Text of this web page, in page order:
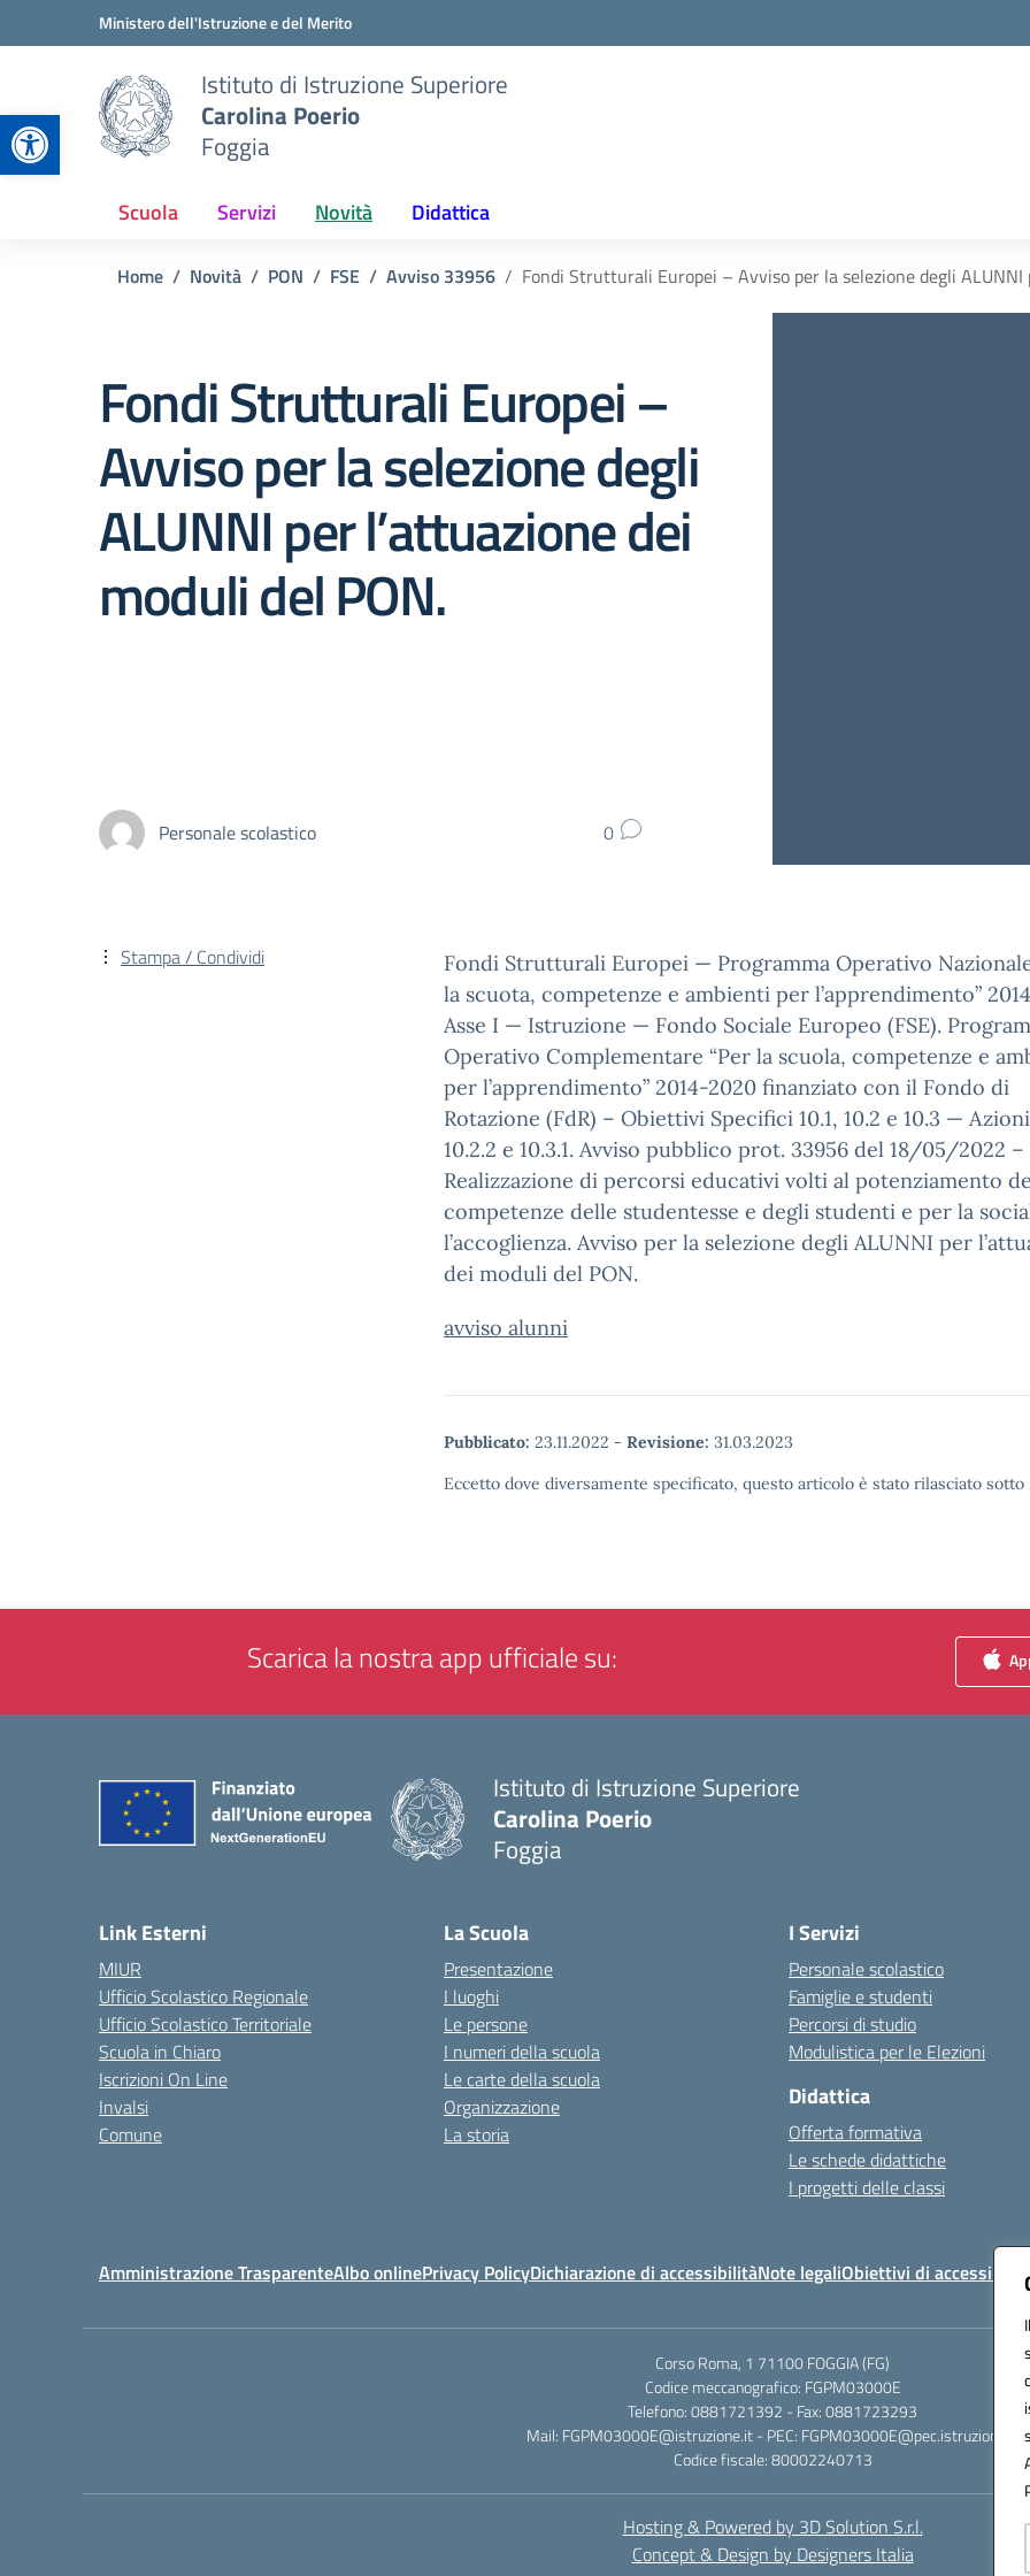
Apri la barra degli strumenti
Vai ai contenuti
Vai al menu di navigazioneMinistero dell'Istruzione e del Merito
Istituto di Istruzione Superiore
Carolina Poerio
Foggia
Scuola Servizi Novità Didattica
Home Novità PON FSE Avviso 33956 Fondi Strutturali Europei – Avviso per la selezione degli ALUNNI
Fondi Strutturali Europei –
Avviso per la selezione degli
ALUNNI per l’attuazione dei
moduli del PON.
Personale scolastico 0
Fondi Strutturali Europei — Programma Operativo
la scuota, competenze e ambienti per l’apprendimento”
Asse I — Istruzione — Fondo Sociale Europeo (FSE).
Operativo Complementare “Per la scuola, competenze e
per l’apprendimento” 2014-2020 finanziato con il Fondo di
Rotazione (FdR) – Obiettivi Specifici 10.1, 10.2 e 10.3 — Azioni
10.2.2 e 10.3.1. Avviso pubblico prot. 33956 del 18/05/2022 –
Realizzazione di percorsi educativi volti al potenziamento
competenze delle studentesse e degli studenti e per la
l’accoglienza. Avviso per la selezione degli ALUNNI per
dei moduli del PON.
avviso alunni
Pubblicato: 23.11.2022 - Revisione: 31.03.2023
Eccetto dove diversamente specificato, questo articolo è stato rilasciato
Stampa / Condividi
Scarica la nostra app ufficiale su:
Istituto di Istruzione Superiore
Carolina Poerio
Foggia
Link Esterni
MIUR
Ufficio Scolastico Regionale
Ufficio Scolastico Territoriale
Scuola in Chiaro
Iscrizioni On Line
Invalsi
Comune
La Scuola
Presentazione
I luoghi
Le persone
I numeri della scuola
Le carte della scuola
Organizzazione
La storia
I Servizi
Personale scolastico
Famiglie e studenti
Percorsi di studio
Modulistica per le Elezioni
Didattica
Offerta formativa
Le schede didattiche
I progetti delle classi
Amministrazione TrasparenteAlbo onlinePrivacy PolicyDichiarazione di accessibilitàNote legaliObiettivi di
Corso Roma, 1 71100 FOGGIA (FG)
Codice meccanografico: FGPM03000E
Telefono: 0881721392 - Fax: 0881723293
Mail: FGPM03000E@istruzione.it - PEC: FGPM03000E@pec.istruzione.it
Codice fiscale: 80002240713
Hosting & Powered by 3D Solution S.r.l.
Concept & Design by Designers Italia